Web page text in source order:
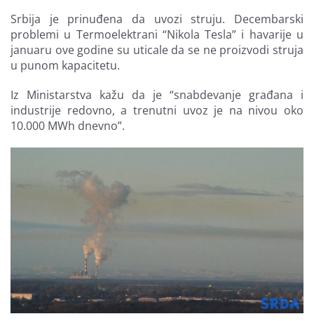
Srbija je prinuđena da uvozi struju. Decembarski
problemi u Termoelektrani “Nikola Tesla” i havarije u
januaru ove godine su uticale da se ne proizvodi struja
u punom kapacitetu.
Iz Ministarstva kažu da je “snabdevanje građana i
industrije redovno, a trenutni uvoz je na nivou oko
10.000 MWh dnevno”.